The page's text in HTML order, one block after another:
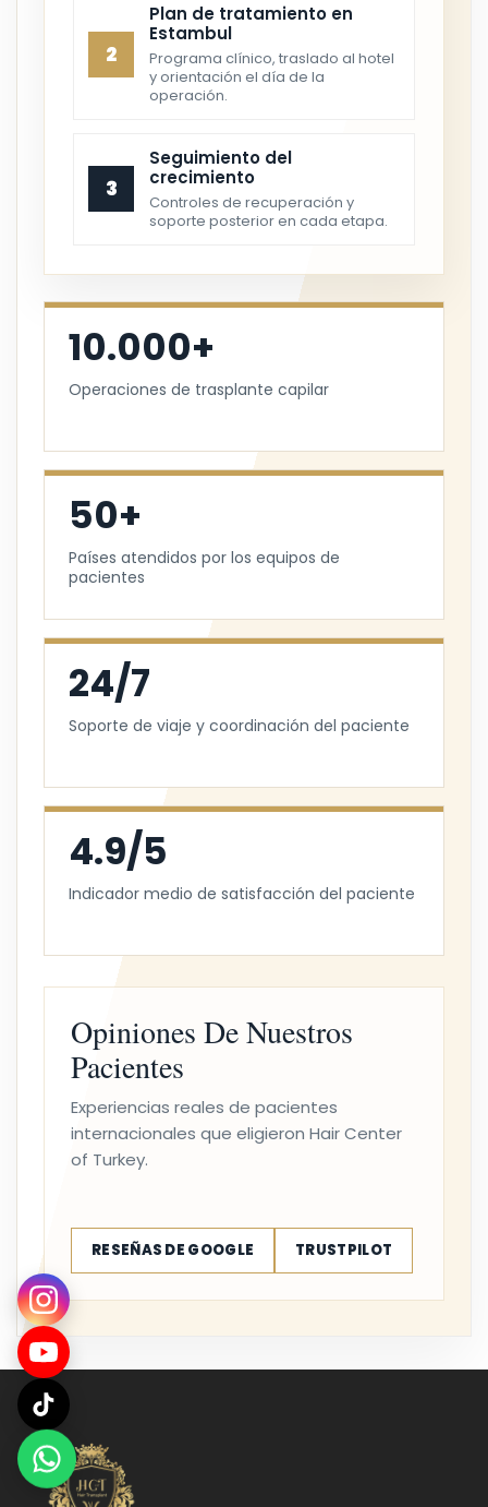
2
Plan de tratamiento en
Estambul
Programa clínico, traslado al hotel
y orientación el día de la
operación.
3
Seguimiento del
crecimiento
Controles de recuperación y
soporte posterior en cada etapa.
10.000+
Operaciones de trasplante capilar
50+
Países atendidos por los equipos de
pacientes
24/7
Soporte de viaje y coordinación del paciente
4.9/5
Indicador medio de satisfacción del paciente
Opiniones De Nuestros
Pacientes
Experiencias reales de pacientes
internacionales que eligieron Hair Center
of Turkey.
RESEÑAS DE GOOGLE TRUSTPILOT